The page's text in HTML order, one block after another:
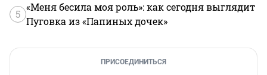
5
«Меня бесила моя роль»: как сегодня выглядит
Пуговка из «Папиных дочек»
ПРИСОЕДИНИТЬСЯ